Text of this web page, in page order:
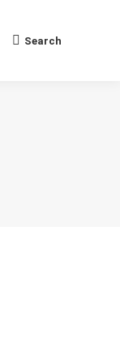
Search:
Search